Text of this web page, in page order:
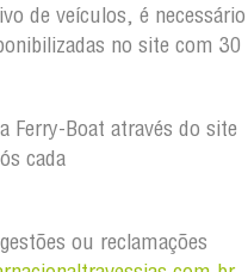
de veículos, é necessário
no site com 30
Ferry-Boat através do site
cada
ou reclamações